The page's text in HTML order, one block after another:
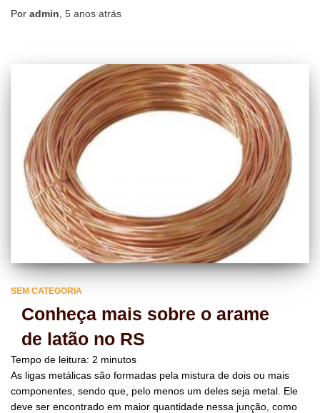
Por admin 5 anos atrás
SEM CATEGORIA
Conheça mais sobre o arame
de latão no RS
Tempo de leitura: 2 minutos
As ligas metálicas são formadas pela mistura de dois ou mais
componentes, sendo que, pelo menos um deles seja metal. Ele
deve ser encontrado em maior quantidade nessa junção, como